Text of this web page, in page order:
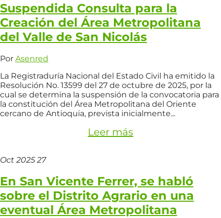
Suspendida Consulta para la
Creación del Área Metropolitana
del Valle de San Nicolás
Por Asenred
La Registraduría Nacional del Estado Civil ha emitido la
Resolución No. 13599 del 27 de octubre de 2025, por la
cual se determina la suspensión de la convocatoria para
la constitución del Área Metropolitana del Oriente
cercano de Antioquia, prevista inicialmente...
Leer más
Oct 2025 27
En San Vicente Ferrer, se habló
sobre el Distrito Agrario en una
eventual Área Metropolitana